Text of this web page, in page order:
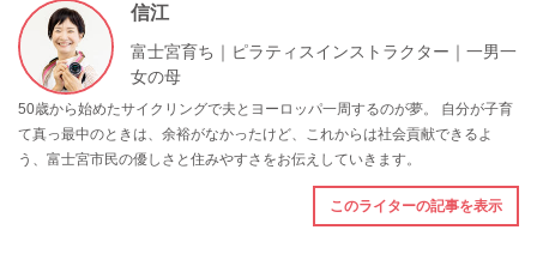
信江
富士宮育ち｜ピラティスインストラクター｜一男一
女の母
50歳から始めたサイクリングで夫とヨーロッパ一周するのが夢。 自分が子育
て真っ最中のときは、余裕がなかったけど、これからは社会貢献できるよ
う、富士宮市民の優しさと住みやすさをお伝えしていきます。
このライターの記事を表示